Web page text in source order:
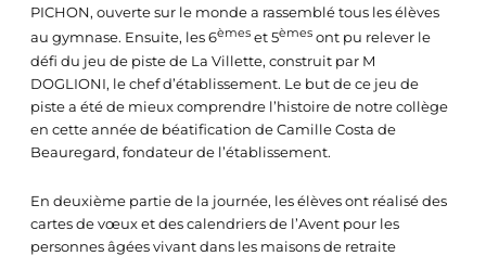
PICHON, ouverte sur le monde a rassemblé tous les élèves
au gymnase. Ensuite, les 6èmes et 5èmes ont pu relever le
défi du jeu de piste de La Villette, construit par M
DOGLIONI, le chef d’établissement. Le but de ce jeu de
piste a été de mieux comprendre l’histoire de notre collège
en cette année de béatification de Camille Costa de
Beauregard, fondateur de l’établissement.
En deuxième partie de la journée, les élèves ont réalisé des
cartes de vœux et des calendriers de l’Avent pour les
personnes âgées vivant dans les maisons de retraite